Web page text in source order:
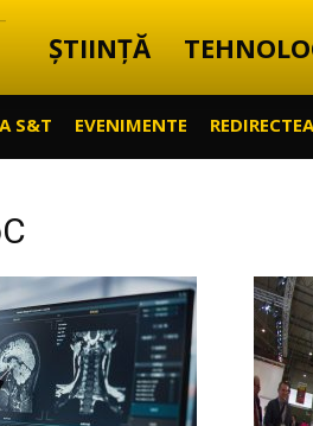
Știință
ȘTIINȚĂ
S&T EVENIMENTE